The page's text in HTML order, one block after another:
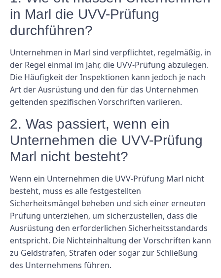
in Marl die UVV-Prüfung
durchführen?
Unternehmen in Marl sind verpflichtet, regelmäßig, in
der Regel einmal im Jahr, die UVV-Prüfung abzulegen.
Die Häufigkeit der Inspektionen kann jedoch je nach
Art der Ausrüstung und den für das Unternehmen
geltenden spezifischen Vorschriften variieren.
2. Was passiert, wenn ein
Unternehmen die UVV-Prüfung
Marl nicht besteht?
Wenn ein Unternehmen die UVV-Prüfung Marl nicht
besteht, muss es alle festgestellten
Sicherheitsmängel beheben und sich einer erneuten
Prüfung unterziehen, um sicherzustellen, dass die
Ausrüstung den erforderlichen Sicherheitsstandards
entspricht. Die Nichteinhaltung der Vorschriften kann
zu Geldstrafen, Strafen oder sogar zur Schließung
des Unternehmens führen.